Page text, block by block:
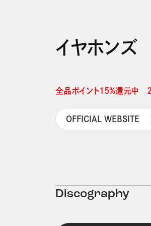
イヤホンズ
全品ポイント15%還元中
OFFICIAL WEBSITE
Discography